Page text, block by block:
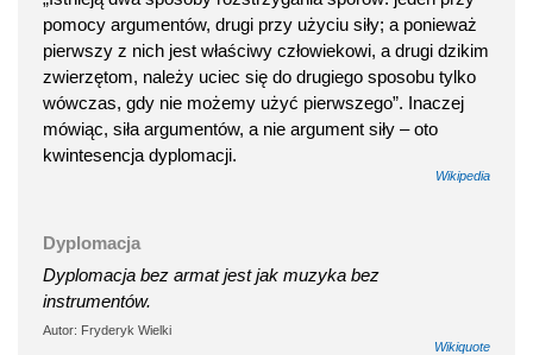
pomocy argumentów, drugi przy użyciu siły; a ponieważ
pierwszy z nich jest właściwy człowiekowi, a drugi dzikim
zwierzętom, należy uciec się do drugiego sposobu tylko
wówczas, gdy nie możemy użyć pierwszego”. Inaczej
mówiąc, siła argumentów, a nie argument siły – oto
kwintesencja dyplomacji.
Wikipedia
Dyplomacja
Dyplomacja bez armat jest jak muzyka bez
instrumentów.
Autor: Fryderyk Wielki
Wikiquote